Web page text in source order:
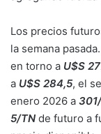
Los precios
la semana
en torno a U$S
a U$S 284,5, el
enero 2026 a
5/TN de futuro a